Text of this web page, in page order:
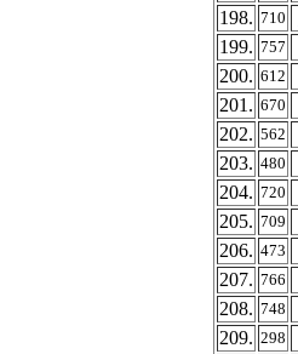
198. 710
199. 757
200. 612
201. 670
202. 562
203. 480
204. 720
205. 709
206. 473
207. 766
208. 748
209. 298